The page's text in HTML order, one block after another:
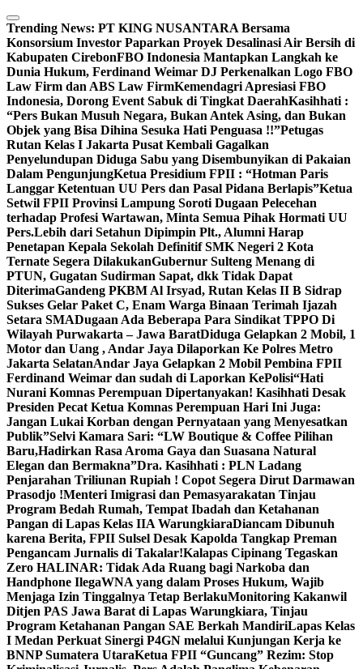
Skip
to
content
Trending News: PT KING NUSANTARA Bersama
Konsorsium Investor Paparkan Proyek Desalinasi Air Bersih di
Kabupaten CirebonFBO Indonesia Mantapkan Langkah ke
Dunia Hukum, Ferdinand Weimar DJ Perkenalkan Logo FBO
Law Firm dan ABS Law FirmKemendagri Apresiasi FBO
Indonesia, Dorong Event Sabuk di Tingkat DaerahKasihhati :
“Pers Bukan Musuh Negara, Bukan Antek Asing, dan Bukan
Objek yang Bisa Dihina Sesuka Hati Penguasa !!”Petugas
Rutan Kelas I Jakarta Pusat Kembali Gagalkan
Penyelundupan Diduga Sabu yang Disembunyikan di Pakaian
Dalam PengunjungKetua Presidium FPII : “Hotman Paris
Langgar Ketentuan UU Pers dan Pasal Pidana Berlapis”Ketua
Setwil FPII Provinsi Lampung Soroti Dugaan Pelecehan
terhadap Profesi Wartawan, Minta Semua Pihak Hormati UU
Pers.Lebih dari Setahun Dipimpin Plt., Alumni Harap
Penetapan Kepala Sekolah Definitif SMK Negeri 2 Kota
Ternate Segera DilakukanGubernur Sulteng Menang di
PTUN, Gugatan Sudirman Sapat, dkk Tidak Dapat
DiterimaGandeng PKBM Al Irsyad, Rutan Kelas II B Sidrap
Sukses Gelar Paket C, Enam Warga Binaan Terimah Ijazah
Setara SMADugaan Ada Beberapa Para Sindikat TPPO Di
Wilayah Purwakarta – Jawa BaratDiduga Gelapkan 2 Mobil, 1
Motor dan Uang , Andar Jaya Dilaporkan Ke Polres Metro
Jakarta SelatanAndar Jaya Gelapkan 2 Mobil Pembina FPII
Ferdinand Weimar dan sudah di Laporkan KePolisi“Hati
Nurani Komnas Perempuan Dipertanyakan! Kasihhati Desak
Presiden Pecat Ketua Komnas Perempuan Hari Ini Juga:
Jangan Lukai Korban dengan Pernyataan yang Menyesatkan
Publik”Selvi Kamara Sari: “LW Boutique & Coffee Pilihan
Baru,Hadirkan Rasa Aroma Gaya dan Suasana Natural
Elegan dan Bermakna”Dra. Kasihhati : PLN Ladang
Penjarahan Triliunan Rupiah ! Copot Segera Dirut Darmawan
Prasodjo !Menteri Imigrasi dan Pemasyarakatan Tinjau
Program Bedah Rumah, Tempat Ibadah dan Ketahanan
Pangan di Lapas Kelas IIA WarungkiaraDiancam Dibunuh
karena Berita, FPII Sulsel Desak Kapolda Tangkap Preman
Pengancam Jurnalis di Takalar!Kalapas Cipinang Tegaskan
Zero HALINAR: Tidak Ada Ruang bagi Narkoba dan
Handphone IlegaWNA yang dalam Proses Hukum, Wajib
Menjaga Izin Tinggalnya Tetap BerlakuMonitoring Kakanwil
Ditjen PAS Jawa Barat di Lapas Warungkiara, Tinjau
Program Ketahanan Pangan SAE Berkah MandiriLapas Kelas
I Medan Perkuat Sinergi P4GN melalui Kunjungan Kerja ke
BNNP Sumatera UtaraKetua FPII “Guncang” Rezim: Stop